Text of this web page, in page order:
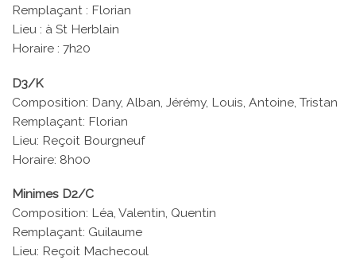
Remplaçant : Florian
Lieu : à St Herblain
Horaire : 7h20
D3/K
Composition: Dany, Alban, Jérémy, Louis, Antoine, Tristan
Remplaçant: Florian
Lieu: Reçoit Bourgneuf
Horaire: 8h00
Minimes D2/C
Composition: Léa, Valentin, Quentin
Remplaçant: Guilaume
Lieu: Reçoit Machecoul